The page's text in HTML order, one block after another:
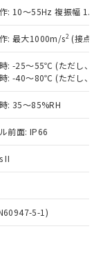
: 10～55Hz 複振幅
: 最大1000m/s2 (接点
: -25～55℃ (ただし、氷
: -40～80℃ (ただし、氷
: 35～85%RH
前面: IP66
II
5-1)
を当社の
または開
作成サー
、I-Web
る必要が
当社にご
て、当社
当社の製
との取
ること
人情報
1.共同利
る法人を
、予定
するこ
明書
証明す
明する
てが基
て有害物
影響を
へお問
内容を当
当社は、
係者が違
合は、取
ンセル
状況の
種